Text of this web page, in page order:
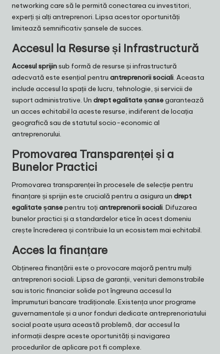
networking care să le permită conectarea cu investitori,
experți și alți antreprenori. Lipsa acestor oportunități
limitează semnificativ șansele de succes.
Accesul la Resurse și Infrastructură
Accesul sprijinsub formă de resurse și infrastructură
adecvată este esențial pentru antreprenorii sociali. Aceasta
include accesul la spații de lucru, tehnologie, și servicii de
suport administrative. Un drept egalitate șansegarantează
un acces echitabil la aceste resurse, indiferent de locația
geografică sau de statutul socio-economic al
antreprenorului.
Promovarea Transparenței și a
Bunelor Practici
Promovarea transparenței în procesele de selecție pentru
finanțare și sprijin este crucială pentru a asigura un drept
egalitate șansepentru toți antreprenorii sociali. Difuzarea
bunelor practici și a standardelor etice în acest domeniu
crește încrederea și contribuie la un ecosistem mai echitabil.
Acces la finanțare
Obținerea finanțării este o provocare majoră pentru mulți
antreprenori sociali. Lipsa de garanții, venituri demonstrabile
sau istoric financiar solide pot îngreuna accesul la
împrumuturi bancare tradiționale. Existența unor programe
guvernamentale și a unor fonduri dedicate antreprenoriatului
social poate ușura această problemă, dar accesul la
informații despre aceste oportunități și navigarea
procedurilor de aplicare pot fi complexe.